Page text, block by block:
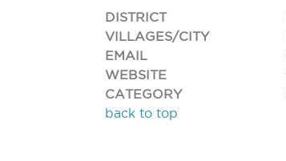
DISTRICT
VILLAGES/CITY
EMAIL
WEBSITE
CATEGORY
back to top